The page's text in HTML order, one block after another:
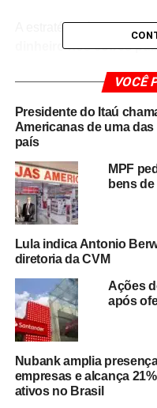
A estratégia é usada
dinheiro nos cofres
restante para
estoque total da dívida
18 bilhões, mas o índice
apenas
O advogado tributarista
essa operação, apesar
“Além do desconto
específica ou a
Ele destaca ainda que,
considerada indevida,
devolver o dinheiro
prefeitura e as regras de
mesmas previstas em
VOCÊ
Presidente do Itaú
Americanas de uma
país
MPF
bens
Lula indica Antonio
diretoria da CVM
Ações
após
Nubank amplia
empresas e alcança
ativos no Brasil